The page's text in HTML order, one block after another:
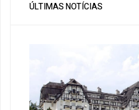
ÚLTIMAS NOTÍCIAS